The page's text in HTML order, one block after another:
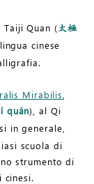
Quan ( 太極
cinese
Mirabilis
quán), al Qi
in generale,
scuola di
strumento di
cinesi.